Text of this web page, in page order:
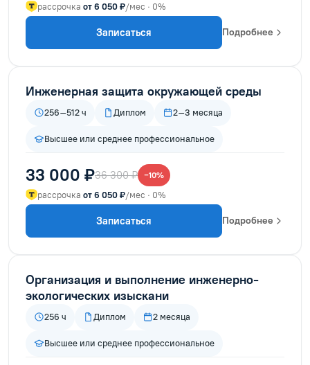
рассрочка от 6 050 ₽/мес · 0%
Записаться Подробнее
Инженерная защита окружающей среды
256–512 ч Диплом 2–3 месяца
Высшее или среднее профессиональное
33 000 ₽36 300 ₽ −10%
рассрочка от 6 050 ₽/мес · 0%
Записаться Подробнее
Организация и выполнение инженерно-
экологических изыскани
256 ч Диплом 2 месяца
Высшее или среднее профессиональное